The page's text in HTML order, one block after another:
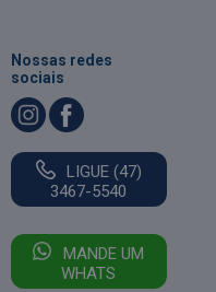
Nossas redes
sociais
LIGUE (47)
3467-5540
MANDE UM
WHATS